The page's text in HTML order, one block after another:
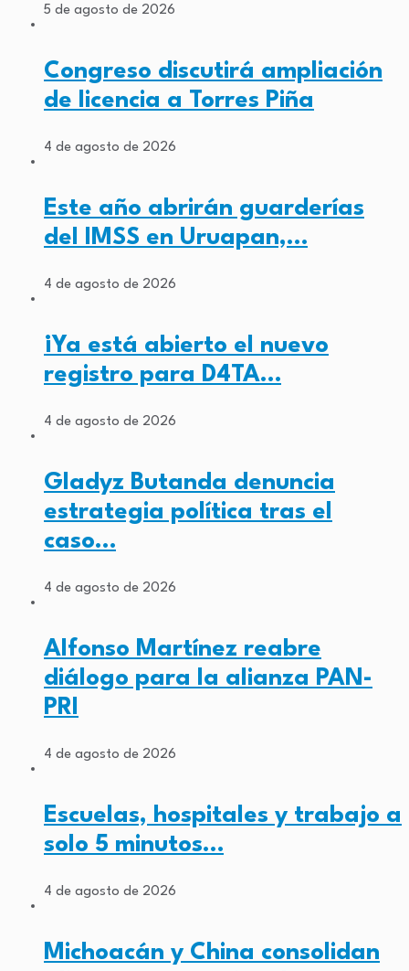
5 de agosto de 2026
Congreso discutirá ampliación
de licencia a Torres Piña
4 de agosto de 2026
Este año abrirán guarderías
del IMSS en Uruapan,…
4 de agosto de 2026
¡Ya está abierto el nuevo
registro para D4TA…
4 de agosto de 2026
Gladyz Butanda denuncia
estrategia política tras el
caso…
4 de agosto de 2026
Alfonso Martínez reabre
diálogo para la alianza PAN-
PRI
4 de agosto de 2026
Escuelas, hospitales y trabajo a
solo 5 minutos…
4 de agosto de 2026
Michoacán y China consolidan